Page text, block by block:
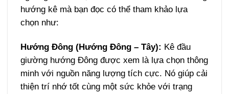
hướng kê mà bạn đọc có thể tham khảo lựa
chọn như:
Hướng Đông (Hướng Đông – Tây): Kê đầu
giường hướng Đông được xem là lựa chọn thông
minh với nguồn năng lượng tích cực. Nó giúp cải
thiện trí nhớ tốt cùng một sức khỏe với trạng